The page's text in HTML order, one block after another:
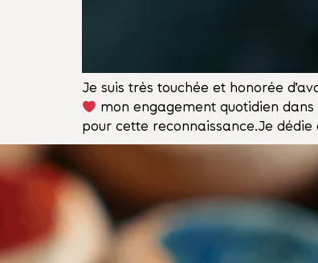
Je suis très touchée et honorée
mon engagement quotidien
pour cette reconnaissance.Je